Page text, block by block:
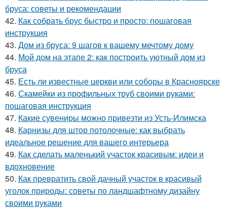
бруса: советы и рекомендации
42. Как собрать брус быстро и просто: пошаговая
инструкция
43. Дом из бруса: 9 шагов к вашему мечтому дому
44. Мой дом на этапе 2: как построить уютный дом из
бруса
45. Есть ли известные церкви или соборы в Красноярске
46. Скамейки из профильных труб своими руками:
пошаговая инструкция
47. Какие сувениры можно привезти из Усть-Илимска
48. Карнизы для штор потолочные: как выбрать
идеальное решение для вашего интерьера
49. Как сделать маленький участок красивым: идеи и
вдохновение
50. Как превратить свой дачный участок в красивый
уголок природы: советы по ландшафтному дизайну
своими руками